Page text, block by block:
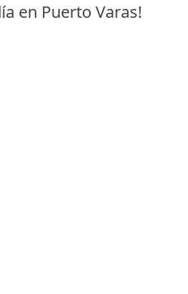
en Puerto Varas!